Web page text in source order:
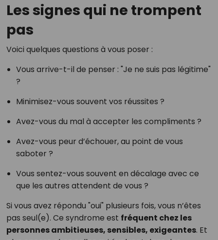
Les signes qui ne trompent
pas
Voici quelques questions à vous poser :
Vous arrive-t-il de penser : "Je ne suis pas légitime"
?
Minimisez-vous souvent vos réussites ?
Avez-vous du mal à accepter les compliments ?
Avez-vous peur d’échouer, au point de vous
saboter ?
Vous sentez-vous souvent en décalage avec ce
que les autres attendent de vous ?
Si vous avez répondu "oui" plusieurs fois, vous n’êtes
pas seul(e). Ce syndrome est fréquent chez les
personnes ambitieuses, sensibles, exigeantes. Et